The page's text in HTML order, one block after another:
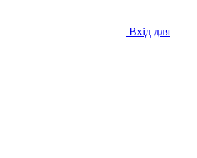
Вхід для